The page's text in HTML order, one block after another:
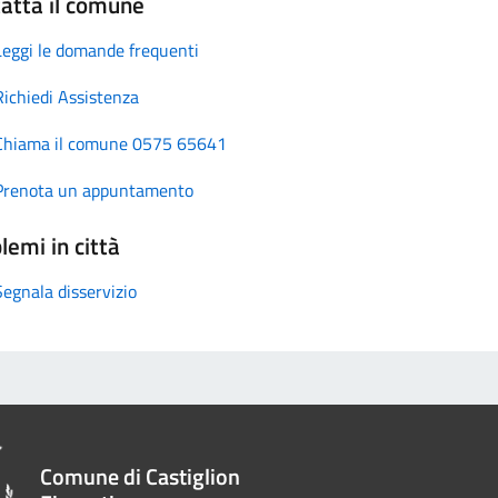
le domande frequenti
Assistenza
il comune 0575 65641
un appuntamento
in città
disservizio
Comune di Castiglion